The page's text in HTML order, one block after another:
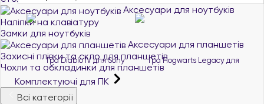
Аксесуари для ноутбуків
Наліпки на клавіатуру
Замки для ноутбуків
Аксесуари для планшетів
Захисні плівки та скло для планшетів
Чохли та обкладинки для планшетів
Комплектуючі для ПК
Всі категорії